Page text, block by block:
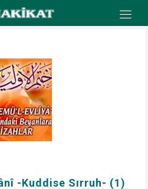
-Kuddise Sırruh- (1)